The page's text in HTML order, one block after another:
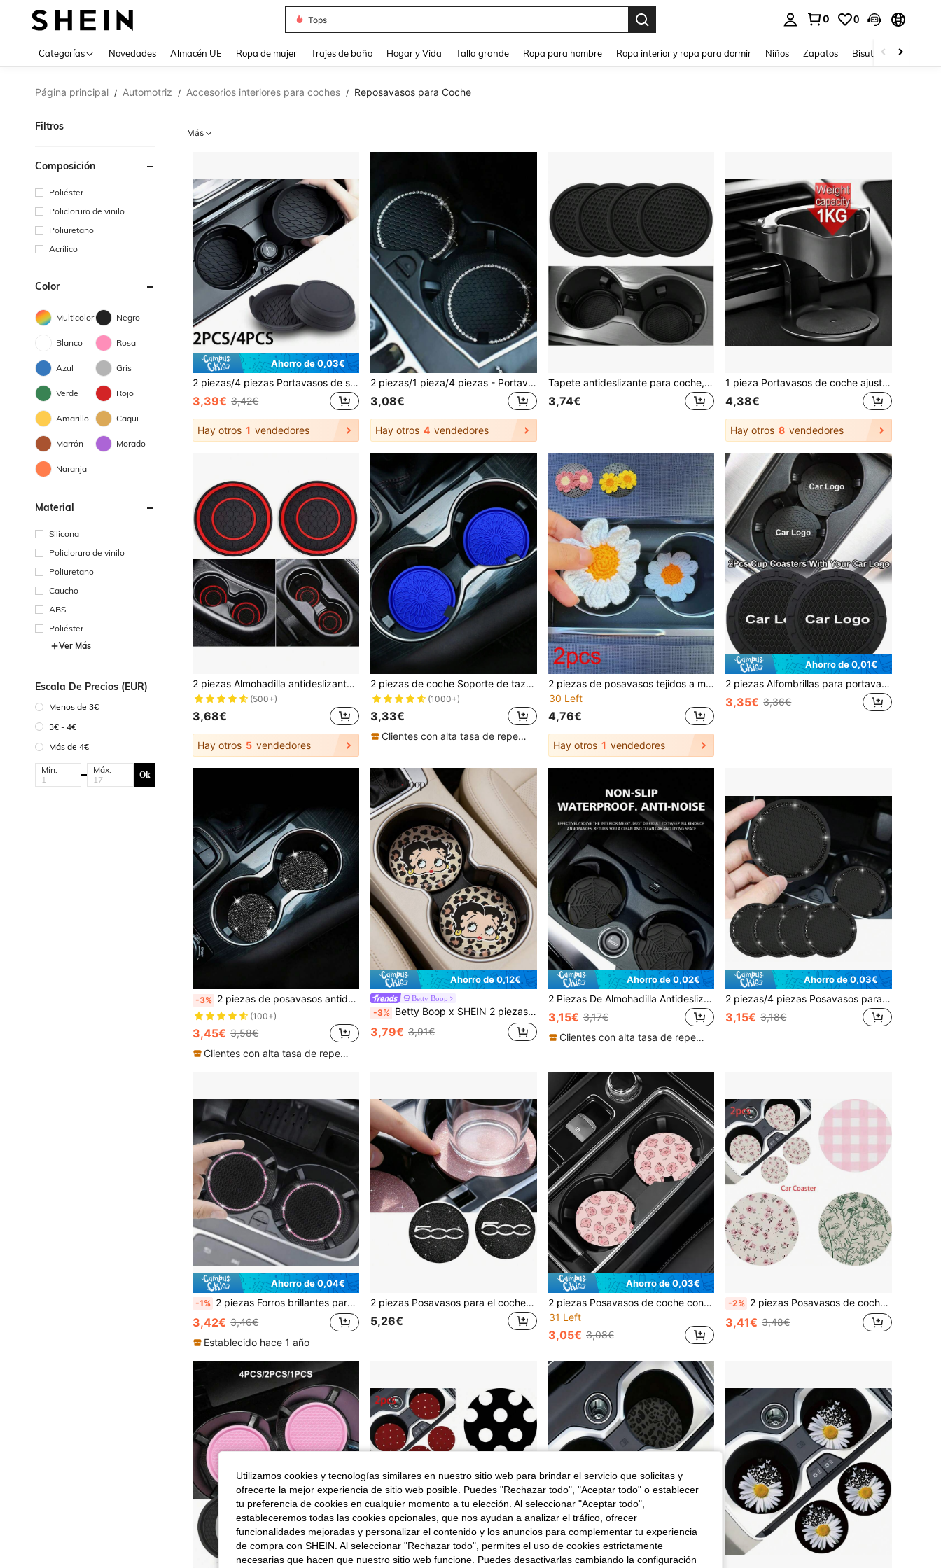
Tops
0 0
Categorías Novedades Almacén UE Ropa de mujer Trajes de baño Hogar y Vida Talla grande Ropa para hombre Ropa interior y ropa para dormir Niños Zapatos Bisutería Y
Página principal / Automotriz / Accesorios interiores para coches / Reposavasos para Coche
Filtros
Composición
Poliéster
Policloruro de vinilo
Poliuretano
Acrílico
Color
Multicolor Negro
Blanco Rosa
Azul Gris
Verde Rojo
Amarillo Caqui
Marrón Morado
Naranja
Material
Silicona
Policloruro de vinilo
Poliuretano
Caucho
ABS
Poliéster
Ver Más
Escala De Precios (EUR)
Menos de 3€
3€ - 4€
Más de 4€
Mín: Máx: Ok
Más
Ahorro de 0,03€
2 piezas/4 piezas Portavasos de silicona para coche, posavasos antideslizantes, con bordes elevados para evitar derrames, alfombrillas redondas universales antideslizantes
3,39€ 3,42€
Hay otros 1 vendedores
2 piezas/1 pieza/4 piezas - Portavasos para coche antideslizante decorado con strass
3,08€
Hay otros 4 vendedores
Tapete antideslizante para coche, tapete con forma de panal para vasos de agua, portavasos para coche, tapete de silicona con joyas incrustadas para portavasos de coche, accesorio para el interior del automóvil
3,74€
1 pieza Portavasos de coche ajustable de PVC - Agarre resistente, fondo acolchado de espuma, se adapta a botellas de agua, café, refrescos y bebidas enlatadas, fácil de instalar, vale la pena elegir
4,38€
Hay otros 8 vendedores
2 piezas Almohadilla antideslizante premium de silicona para la consola central, tamaño 2.75 pies (aprox. 8.4 m) - Material de goma de alta calidad, a prueba de polvo, color rojo y negro - Protege perfectamente el interior de tu automóvil
(500+)
3,68€
Hay otros 5 vendedores
2 piezas de coche Soporte de taza Portavasos con 3d con patrón de flor , antideslizante Tapete de copa para centro consola
(1000+)
3,33€
Clientes con alta tasa de repetición
2 piezas de posavasos tejidos a mano con diseño de flor, Lindos posavasos de margarita hechos a mano para decoración del interior del automóvil
30 Left
4,76€
Hay otros 1 vendedores
Ahorro de 0,01€
2 piezas Alfombrillas para portavasos de coche con logo, posavasos de silicona antideslizante y hundidos, accesorios para el interior del coche
3,35€ 3,36€
-3% 2 piezas de posavasos antideslizantes para automóvil con decoración de diamantes brillantes
(100+)
3,45€ 3,58€
Clientes con alta tasa de repetición
Ahorro de 0,12€
Betty Boop
-3% Betty Boop x SHEIN 2 piezas Juego de Alfombrillas de Portavasos de Coche de Cuero PU, Antideslizante, Universal, Elegante Alfombrilla de Portavasos de Coche, Se Puede Colocar en los Portavasos del Coche, Alfombrillas de Taza para Coche y Oficina en Casa, Juguetona, Sensual, Estampado de Leopardo
3,79€ 3,91€
Ahorro de 0,02€
2 Piezas De Almohadilla Antideslizante Para Portavasos De Coche Con Diseño Creativo De Telaraña Para Decoración
3,15€ 3,17€
Clientes con alta tasa de repetición
Ahorro de 0,03€
2 piezas/4 piezas Posavasos para coche, insertos decorativos con brillos para portavasos, posavasos universales antideslizantes para el soporte de vasos incrustados en adornos de silicona, tapete para accesorios de interior del coche, juego de posavasos redondos de goma de cristal suave de 8 cm/3.1 pulgadas para accesorios interiores del coche
3,15€ 3,18€
Ahorro de 0,04€
-1% 2 piezas Forros brillantes para portavasos de coche, posavasos de silicona antideslizantes con diamantes de imitación negros, insertos universales redondos para portavasos de coche, accesorios de interior de coche para mujeres
3,42€ 3,46€
Establecido hace 1 año
2 piezas Posavasos para el coche - Insertos antideslizantes para el portavasos del vehículo para accesorios interiores del coche para piezas de automóvil Fiat 500
5,26€
Ahorro de 0,03€
2 piezas Posavasos de coche con dibujos animados con patrón de cerdo
31 Left
3,05€ 3,08€
-2% 2 piezas Posavasos de coche resistentes y elegantes que se secan rápido y son antideslizantes
3,41€ 3,48€
Utilizamos cookies y tecnologías similares en nuestro sitio web para brindar el servicio que solicitas y
ofrecerte la mejor experiencia de sitio web posible. Puedes "Rechazar todo", "Aceptar todo" o establecer
tu preferencia de cookies en cualquier momento a tu elección. Al seleccionar "Aceptar todo",
estableceremos todas las cookies opcionales, que nos ayudan a analizar el tráfico, ofrecer
funcionalidades mejoradas y personalizar el contenido y los anuncios para complementar tu experiencia
de compra con SHEIN. Al seleccionar "Rechazar todo", permites el uso de cookies estrictamente
necesarias que hacen que nuestro sitio web funcione. Puedes desactivarlas cambiando la configuración